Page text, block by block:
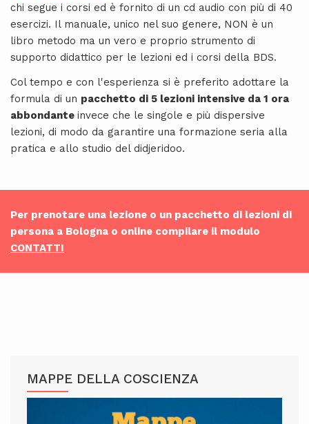
chi segue i corsi ed è fornito di un cd audio con più di 40
esercizi. Il manuale, unico nel suo genere, NON è un
libro metodo ma un vero e proprio strumento di
supporto didattico per le lezioni ed i corsi della BDS.
Col tempo e con l'esperienza si è preferito adottare la
formula di un pacchetto di 5 lezioni intensive da 1 ora
abbondante invece che le singole e più dispersive
lezioni, di modo da garantire una formazione seria alla
pratica e allo studio del didjeridoo.
Per prenotare una lezione o un pacchetto di lezioni di
persona a Bologna o online compilare il modulo
CONTATTI
MAPPE DELLA COSCIENZA